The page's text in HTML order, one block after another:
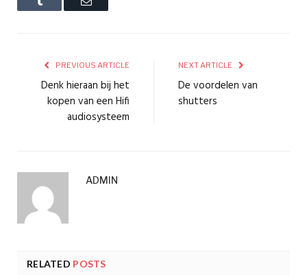
PREVIOUS ARTICLE
Denk hieraan bij het
kopen van een Hifi
audiosysteem
NEXT ARTICLE
De voordelen van
shutters
ADMIN
RELATED POSTS